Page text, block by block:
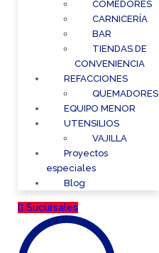
COMEDORES
CARNICERÍA
BAR
TIENDAS DE
CONVENIENCIA
REFACCIONES
QUEMADORES
EQUIPO MENOR
UTENSILIOS
VAJILLA
Proyectos
especiales
Blog
Sucursales